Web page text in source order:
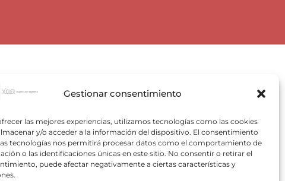
Gestionar consentimiento
las mejores experiencias, utilizamos tecnologías como las cookies
y/o acceder a la información del dispositivo. El consentimiento
tecnologías nos permitirá procesar datos como el comportamiento de
o las identificaciones únicas en este sitio. No consentir o retirar el
puede afectar negativamente a ciertas características y
del Plan de Recuperación, Trasformación y Resiliencia, para
III Valencia) del Ministerio para la Transición Ecológica y el
(IVACE).
respectivos autores.